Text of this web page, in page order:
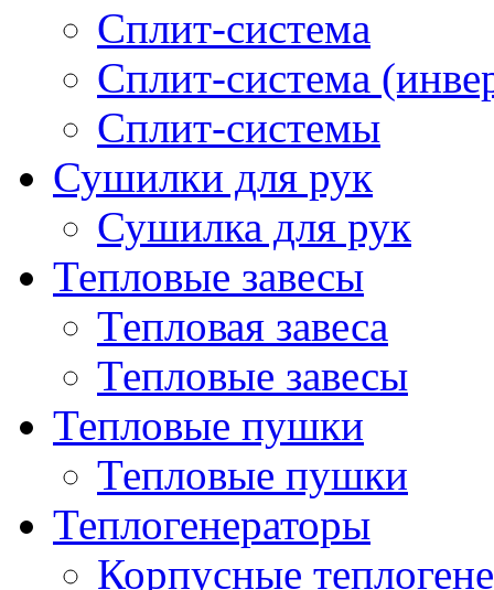
Сплит-система
Сплит-система
Сплит-системы
Сушилки для рук
Сушилка для рук
Тепловые завесы
Тепловая завеса
Тепловые завесы
Тепловые пушки
Тепловые пушки
Теплогенераторы
Корпусные